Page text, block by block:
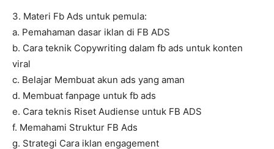
3. Materi Fb Ads untuk pemula:
a. Pemahaman dasar iklan di FB ADS
b. Cara teknik Copywriting dalam fb ads untuk konten
viral
c. Belajar Membuat akun ads yang aman
d. Membuat fanpage untuk fb ads
e. Cara teknis Riset Audiense untuk FB ADS
f. Memahami Struktur FB Ads
g. Strategi Cara iklan engagement